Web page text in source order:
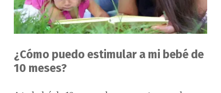
¿Cómo puedo estimular a mi bebé de
10 meses?